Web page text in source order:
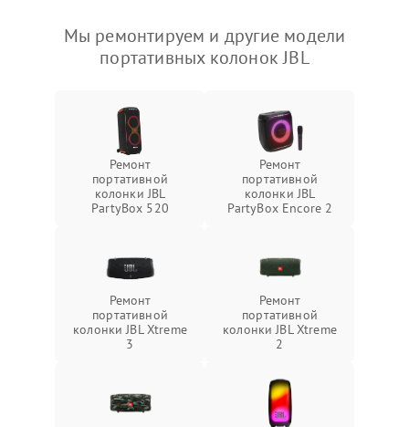
Мы ремонтируем и другие модели
портативных колонок JBL
Ремонт
портативной
колонки JBL
PartyBox 520
Ремонт
портативной
колонки JBL
PartyBox Encore 2
Ремонт
портативной
колонки JBL Xtreme
3
Ремонт
портативной
колонки JBL Xtreme
2